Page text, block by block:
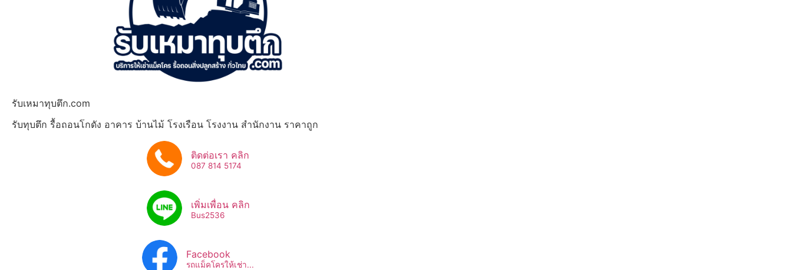
รับเหมาทุบตึก.com
รับทุบตึก รื้อถอนโกดัง อาคาร บ้านไม้ โรงเรือน โรงงาน สำนักงาน ราคาถูก
ติดต่อเรา คลิก
087 814 5174
เพิ่มเพื่อน คลิก
Bus2536​
Facebook
รถแม็คโครให้เช่า...